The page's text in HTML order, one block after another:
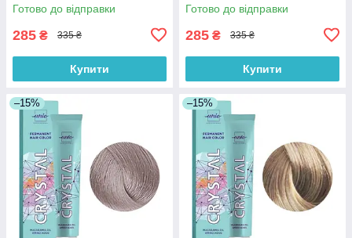
Готово до відправки
285 ₴ 335 ₴
Купити
Готово до відправки
285 ₴ 335 ₴
Купити
–15% –15%